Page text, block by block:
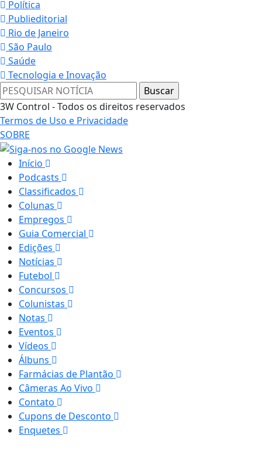
Política
Publieditorial
Rio de Janeiro
São Paulo
Saúde
Tecnologia e Inovação
3W Control - Todos os direitos reservados
Termos de Uso e Privacidade
SOBRE
Início
Podcasts
Classificados
Colunas
Empregos
Guia Comercial
Edições
Notícias
Futebol
Concursos
Colunistas
Notas
Eventos
Vídeos
Álbuns
Farmácias de Plantão
Câmeras Ao Vivo
Contato
Cupons de Desconto
Enquetes